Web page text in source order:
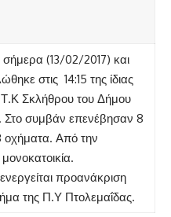
(13/02/2017) και
στις 14:15 της ίδιας
Τ.Κ Σκλήθρου του Δήμου
συμβάν επενέβησαν 8
οχήματα. Από την
προανάκριση
της Π.Υ Πτολεμαΐδας.